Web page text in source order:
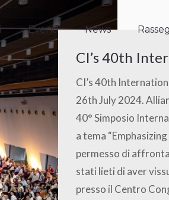
Eventi News
CI’s 40th
CI’s 40th
26th July 2024.
40° Simposio
a tema
permesso di
stati lieti di aver
presso il Centro
Eventi News